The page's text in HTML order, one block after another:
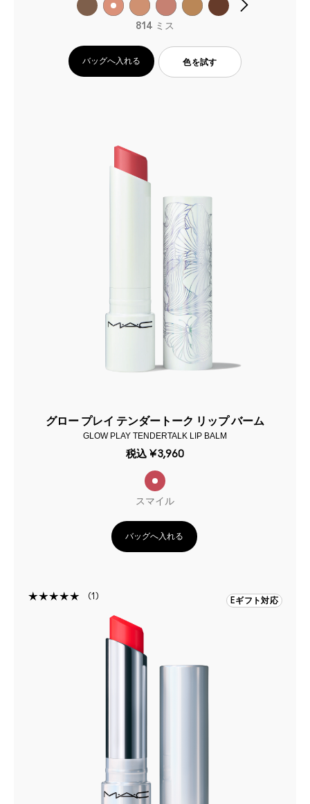
814 ミス
バッグへ入れる 色を試す
グロー プレイ テンダートーク リップ バーム
GLOW PLAY TENDERTALK LIP BALM
税込 ¥3,960
スマイル
バッグへ入れる
1 Eギフト対応